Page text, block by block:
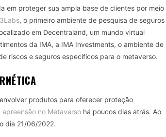
em proteger sua ampla base de clientes por meio
, o primeiro ambiente de pesquisa de seguros
em Decentraland, um mundo virtual
da IMA, a IMA Investments, o ambiente de
riscos e seguros específicos para o metaverso.
produtos para oferecer proteção
no Metaverso há poucos dias atrás. Ao
dia 21/06/2022.